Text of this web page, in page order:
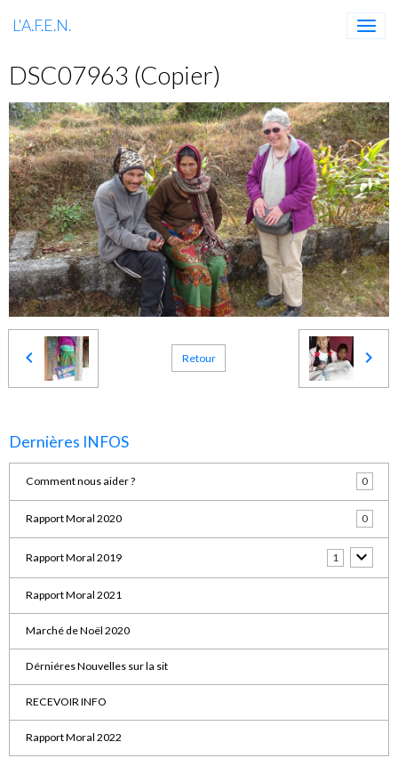
L'A.F.E.N.
DSC07963 (Copier)
Retour
Dernières INFOS
Comment nous aider ? 0
Rapport Moral 2020 0
Rapport Moral 2019 1
Rapport Moral 2021
Marché de Noël 2020
Dérniéres Nouvelles sur la sit
RECEVOIR INFO
Rapport Moral 2022